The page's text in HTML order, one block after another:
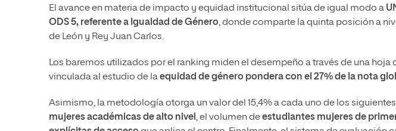
El avance en materia de impacto y equidad institucional sitúa de igual modo a
ODS 5, referente a Igualdad de Género, donde comparte la quinta posición a
de León y Rey Juan Carlos.
Los baremos utilizados por el ranking miden el desempeño a través de una
vinculada al estudio de laequidad de género pondera con el 27% de la nota
Asimismo, la metodología otorga un valor del 15,4% a cada uno de los
mujeres académicas de alto nivel, el volumen deestudiantes mujeres de